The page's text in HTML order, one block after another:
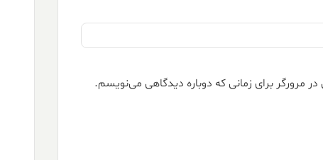
مرورگر برای زمانی که دوباره دیدگاهی می‌نویسم.